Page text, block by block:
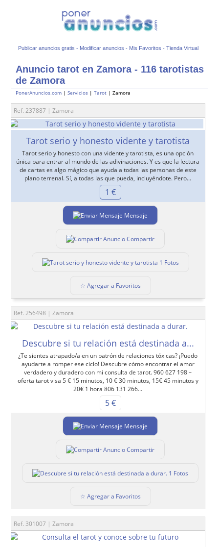
Publicar anuncios gratis - Modificar anuncios - Mis Favoritos -Tienda Virtual
Anuncio tarot en Zamora - 116 tarotistas
de Zamora
PonerAnuncios.com |Servicios |Tarot | Zamora
Ref. 237887 | Zamora
Tarot serio y honesto vidente y tarotista
Tarot serio y honesto con una vidente y tarotista, es una opción
única para entrar al mundo de las adivinaciones. Y es que la lectura
de cartas es algo mágico que ayuda a todas las personas de este
plano terrenal. Sí, a todas las que pueda, incluyéndote. Pero...
1 €
Mensaje
Compartir
1 Fotos
☆ Agregar a Favoritos
Ref. 256498 | Zamora
Descubre si tu relación está destinada a...
¿Te sientes atrapado/a en un patrón de relaciones tóxicas? ¡Puedo
ayudarte a romper ese ciclo! Descubre cómo encontrar el amor
verdadero y duradero con mi consulta de tarot. 960 627 198 –
oferta tarot visa 5 € 15 minutos, 10 € 30 minutos, 15€ 45 minutos y
20€ 1 hora 806 131 266...
5 €
Mensaje
Compartir
1 Fotos
☆ Agregar a Favoritos
Ref. 301007 | Zamora